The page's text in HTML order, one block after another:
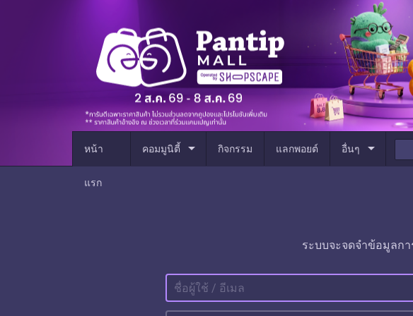
หน้า
แรก
คอมมูนิตี้ arrow_drop_down กิจกรรม แลกพอยต์ อื่นๆ arrow_drop_down
ระบบจะจดจำข้อมูลก